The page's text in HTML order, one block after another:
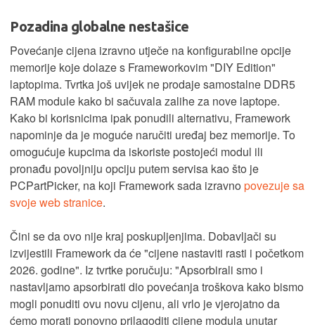
Pozadina globalne nestašice
Povećanje cijena izravno utječe na konfigurabilne opcije
memorije koje dolaze s Frameworkovim "DIY Edition"
laptopima. Tvrtka još uvijek ne prodaje samostalne DDR5
RAM module kako bi sačuvala zalihe za nove laptope.
Kako bi korisnicima ipak ponudili alternativu, Framework
napominje da je moguće naručiti uređaj bez memorije. To
omogućuje kupcima da iskoriste postojeći modul ili
pronađu povoljniju opciju putem servisa kao što je
PCPartPicker, na koji Framework sada izravno povezuje sa
svoje web stranice.
Čini se da ovo nije kraj poskupljenjima. Dobavljači su
izvijestili Framework da će "cijene nastaviti rasti i početkom
2026. godine". Iz tvrtke poručuju: "Apsorbirali smo i
nastavljamo apsorbirati dio povećanja troškova kako bismo
mogli ponuditi ovu novu cijenu, ali vrlo je vjerojatno da
ćemo morati ponovno prilagoditi cijene modula unutar